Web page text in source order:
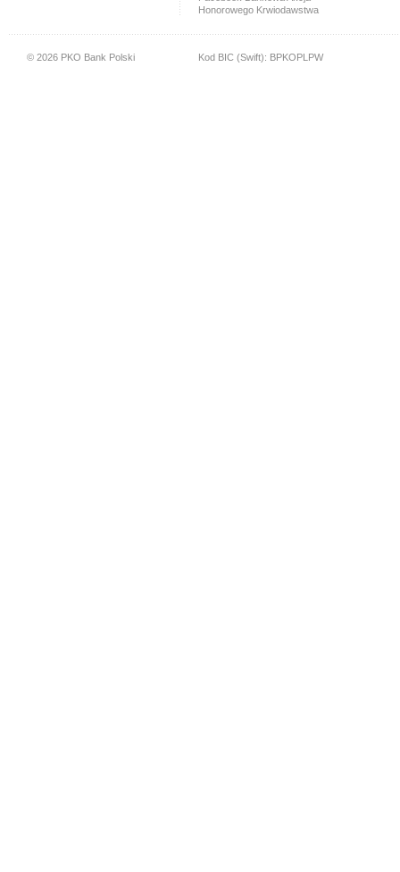
Honorowego Krwiodawstwa
© 2026 PKO Bank Polski Kod BIC (Swift): BPKOPLPW